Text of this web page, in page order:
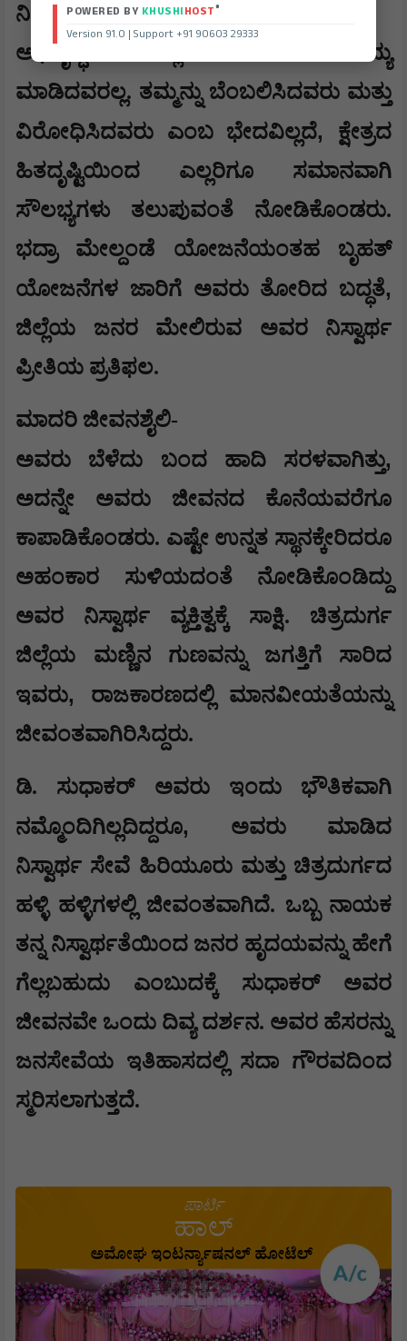
ನಿಸ್ವಾರ್ಥ ಆಡಳಿತ ವೈಖರಿ-
ಅಭಿವೃದ್ಧಿ ಕೆಲಸಗಳಲ್ಲಿ ಅವರು ಎಂದೂ ತಾರತಮ್ಯ
ಮಾಡಿದವರಲ್ಲ. ತಮ್ಮನ್ನು ಬೆಂಬಲಿಸಿದವರು ಮತ್ತು
ವಿರೋಧಿಸಿದವರು ಎಂಬ ಭೇದವಿಲ್ಲದೆ, ಕ್ಷೇತ್ರದ
ಹಿತದೃಷ್ಟಿಯಿಂದ ಎಲ್ಲರಿಗೂ ಸಮಾನವಾಗಿ
ಸೌಲಭ್ಯಗಳು ತಲುಪುವಂತೆ ನೋಡಿಕೊಂಡರು.
ಭದ್ರಾ ಮೇಲ್ದಂಡೆ ಯೋಜನೆಯಂತಹ ಬೃಹತ್
ಯೋಜನೆಗಳ ಜಾರಿಗೆ ಅವರು ತೋರಿದ ಬದ್ಧತೆ,
ಜಿಲ್ಲೆಯ ಜನರ ಮೇಲಿರುವ ಅವರ ನಿಸ್ವಾರ್ಥ
ಪ್ರೀತಿಯ ಪ್ರತಿಫಲ.
ಮಾದರಿ ಜೀವನಶೈಲಿ-
ಅವರು ಬೆಳೆದು ಬಂದ ಹಾದಿ ಸರಳವಾಗಿತ್ತು,
ಅದನ್ನೇ ಅವರು ಜೀವನದ ಕೊನೆಯವರೆಗೂ
ಕಾಪಾಡಿಕೊಂಡರು. ಎಷ್ಟೇ ಉನ್ನತ ಸ್ಥಾನಕ್ಕೇರಿದರೂ
ಅಹಂಕಾರ ಸುಳಿಯದಂತೆ ನೋಡಿಕೊಂಡಿದ್ದು
ಅವರ ನಿಸ್ವಾರ್ಥ ವ್ಯಕ್ತಿತ್ವಕ್ಕೆ ಸಾಕ್ಷಿ. ಚಿತ್ರದುರ್ಗ
ಜಿಲ್ಲೆಯ ಮಣ್ಣಿನ ಗುಣವನ್ನು ಜಗತ್ತಿಗೆ ಸಾರಿದ
ಇವರು, ರಾಜಕಾರಣದಲ್ಲಿ ಮಾನವೀಯತೆಯನ್ನು
ಜೀವಂತವಾಗಿರಿಸಿದ್ದರು.
ಡಿ. ಸುಧಾಕರ್ ಅವರು ಇಂದು ಭೌತಿಕವಾಗಿ
ನಮ್ಮೊಂದಿಗಿಲ್ಲದಿದ್ದರೂ, ಅವರು ಮಾಡಿದ
ನಿಸ್ವಾರ್ಥ ಸೇವೆ ಹಿರಿಯೂರು ಮತ್ತು ಚಿತ್ರದುರ್ಗದ
ಹಳ್ಳಿ ಹಳ್ಳಿಗಳಲ್ಲಿ ಜೀವಂತವಾಗಿದೆ. ಒಬ್ಬ ನಾಯಕ
ತನ್ನ ನಿಸ್ವಾರ್ಥತೆಯಿಂದ ಜನರ ಹೃದಯವನ್ನು ಹೇಗೆ
ಗೆಲ್ಲಬಹುದು ಎಂಬುದಕ್ಕೆ ಸುಧಾಕರ್ ಅವರ
ಜೀವನವೇ ಒಂದು ದಿವ್ಯ ದರ್ಶನ. ಅವರ ಹೆಸರನ್ನು
ಜನಸೇವೆಯ ಇತಿಹಾಸದಲ್ಲಿ ಸದಾ ಗೌರವದಿಂದ
ಸ್ಮರಿಸಲಾಗುತ್ತದೆ.
POWERED BY KHUSHIHOST®
Version 91.0 | Support +91 90603 29333